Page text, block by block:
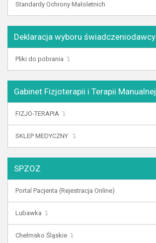
Standardy Ochrony Małoletnich
Deklaracja wyboru świadczeniodawcy
Pliki do pobrania
Gabinet Fizjoterapii i Terapii Manualnej
FIZJO-TERAPIA
SKLEP MEDYCZNY
SPZOZ
Portal Pacjenta (Rejestracja Online)
Lubawka
Chełmsko Śląskie